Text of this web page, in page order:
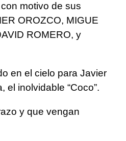
motivo de sus
OROZCO, MIGUE
ROMERO, y
en el cielo para Javier
el inolvidable “Coco”.
y que vengan